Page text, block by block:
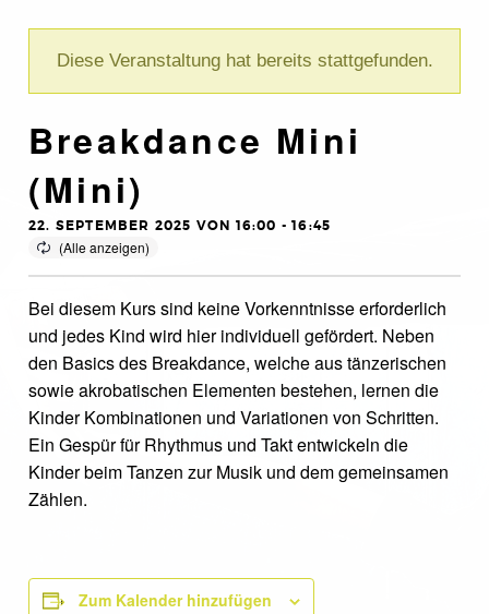
Diese Veranstaltung hat bereits stattgefunden.
Breakdance Mini
(Mini)
22. SEPTEMBER 2025 VON 16:00 -16:45
Bei diesem Kurs sind keine Vorkenntnisse erforderlich
und jedes Kind wird hier individuell gefördert. Neben
den Basics des Breakdance, welche aus tänzerischen
sowie akrobatischen Elementen bestehen, lernen die
Kinder Kombinationen und Variationen von Schritten.
Ein Gespür für Rhythmus und Takt entwickeln die
Kinder beim Tanzen zur Musik und dem gemeinsamen
Zählen.
Zum Kalender hinzufügen